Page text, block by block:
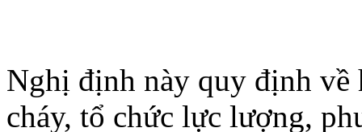
Nghị định này quy định về
cháy, tổ chức lực lượng,